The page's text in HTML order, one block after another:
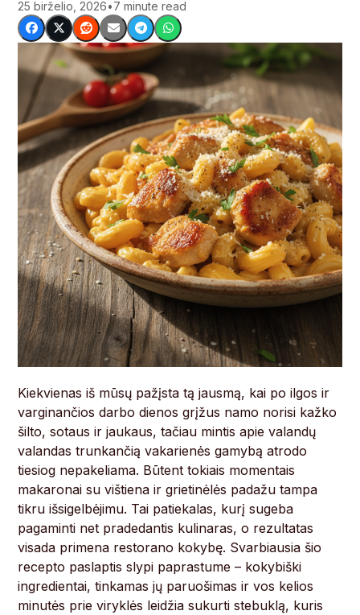
25 birželio, 2026•7 minute read
Kiekvienas iš mūsų pažįsta tą jausmą, kai po ilgos ir
varginančios darbo dienos grįžus namo norisi kažko
šilto, sotaus ir jaukaus, tačiau mintis apie valandų
valandas trunkančią vakarienės gamybą atrodo
tiesiog nepakeliama. Būtent tokiais momentais
makaronai su vištiena ir grietinėlės padažu tampa
tikru išsigelbėjimu. Tai patiekalas, kurį sugeba
pagaminti net pradedantis kulinaras, o rezultatas
visada primena restorano kokybę. Svarbiausia šio
recepto paslaptis slypi paprastume – kokybiški
ingredientai, tinkamas jų paruošimas ir vos kelios
minutės prie viryklės leidžia sukurti stebuklą, kuris